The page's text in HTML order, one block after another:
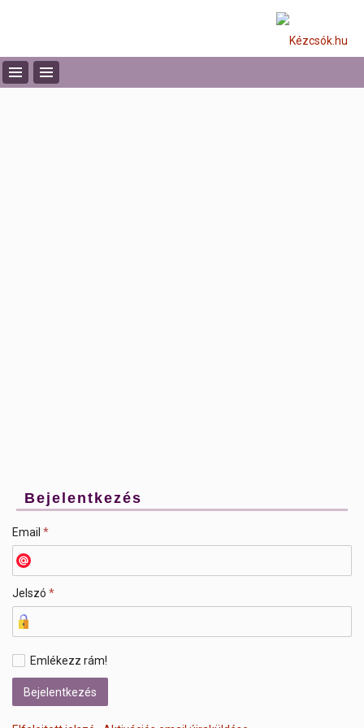
Bejelentkezés
Email *
Jelszó *
Emlékezz rám!